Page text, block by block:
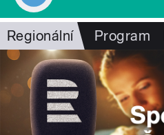
Regionální Program